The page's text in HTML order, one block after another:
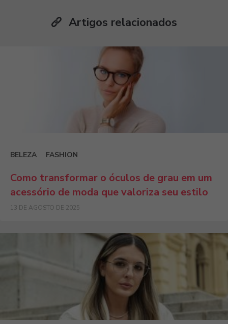
Artigos relacionados
BELEZA FASHION
Como transformar o óculos de grau em um
acessório de moda que valoriza seu estilo
13 DE AGOSTO DE 2025